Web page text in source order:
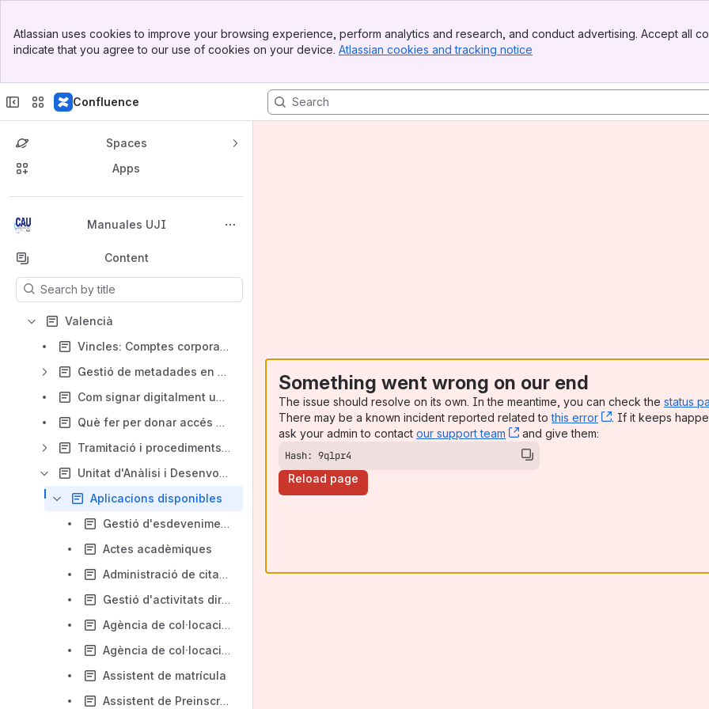
Top Bar
Sidebar
Atlassian uses cookies to improve your browsing experience, perform analytics and research, and conduct advertising. Accept all
indicate that you agree to our use of cookies on your device. Atlassian cookies and tracking notice
Confluence
Spaces
Apps
Manuales UJI
Back to top
Content
Results will update as you type.
Valencià
Vincles: Comptes corporatius d'usuari i rols. Evolució dels estats
Gestió de metadades en els documents ofimàtics de l'UJI
Com signar digitalment un document
Què fer per donar accés a la UJInet o altres recursos TIC a un visitant de l'UJI
Tramitació i procediments administratius
Unitat d'Anàlisi i Desenvolupament TI (UADTI)
Aplicacions disponibles
Gestió d'esdeveniments i protocols
Actes acadèmiques
Administració de cita prèvia
Gestió d'activitats dirigides del Servei d'Esports
Agència de col·locació | Candidats i candidates
Agència de col·locació | Empreses
Assistent de matrícula
Assistent de Preinscripció
Something went wrong on our end
The issue should resolve on its own. In the meantime, you can check the status
There may be a known incident reported related tothis error , (opens new
. If it keeps
ask your admin to contact our support team , (opens new window)
and give them:
Hash: 9qlpr4
Reload page